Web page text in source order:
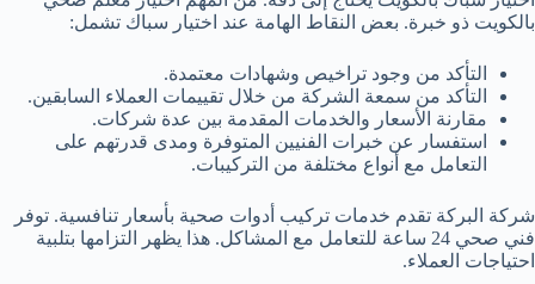
بالكويت ذو خبرة. بعض النقاط الهامة عند اختيار سباك تشمل:
التأكد من وجود تراخيص وشهادات معتمدة.
التأكد من سمعة الشركة من خلال تقييمات العملاء السابقين.
مقارنة الأسعار والخدمات المقدمة بين عدة شركات.
استفسار عن خبرات الفنيين المتوفرة ومدى قدرتهم على
التعامل مع أنواع مختلفة من التركيبات.
شركة البركة تقدم خدمات تركيب أدوات صحية بأسعار تنافسية. توفر
فني صحي 24 ساعة
للتعامل مع المشاكل. هذا يظهر التزامها بتلبية
احتياجات العملاء.